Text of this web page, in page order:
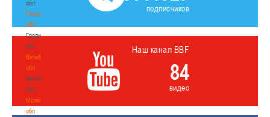
обл
Гродненская
обл
Гродненская
обл
Витебская
обл
Витебская
обл
Могилевская
обл
подписчиков
Наш канал BBF
84
видео